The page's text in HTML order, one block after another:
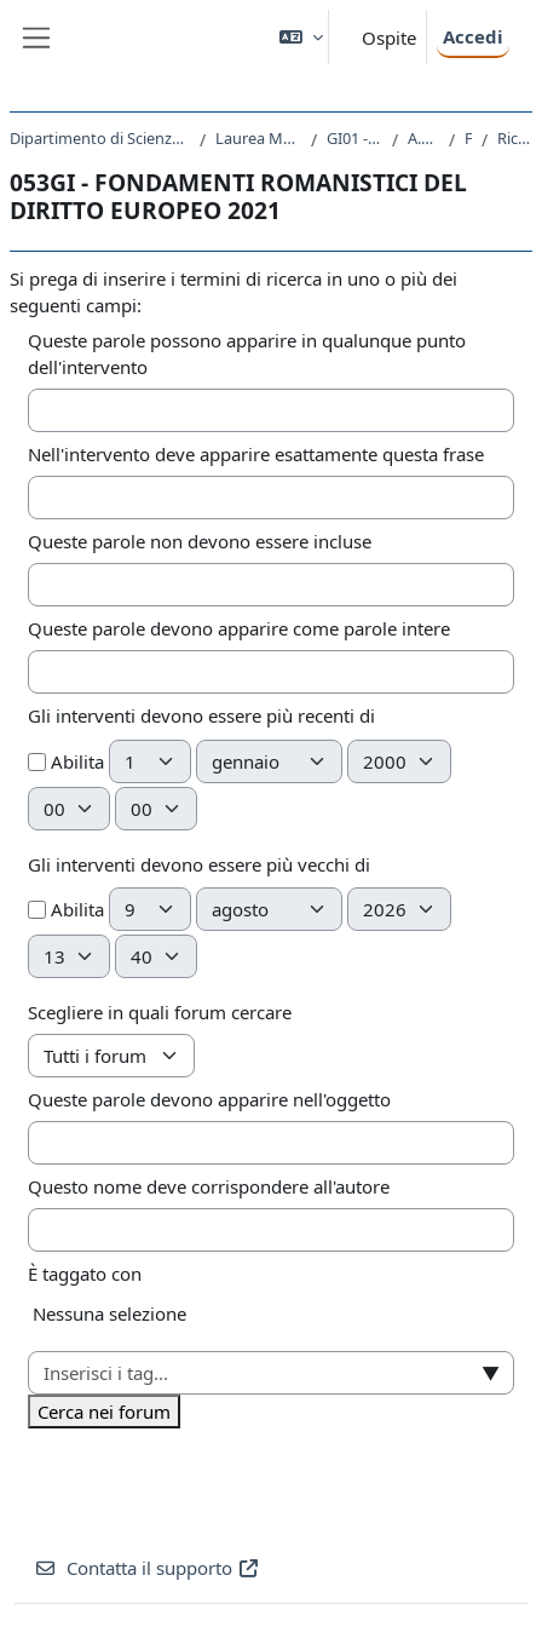
Ospite Accedi
Dipartimento di Scienze Giuridiche, del Linguaggio, dell`Interpretazione e della Traduzione Laurea Magistrale Ciclo Unico 5 anni GI01 - GIURISPRUDENZA A.A. 2021 - 2022 Forum Ricerca avanzata
053GI - FONDAMENTI ROMANISTICI DEL
DIRITTO EUROPEO 2021
Si prega di inserire i termini di ricerca in uno o più dei
seguenti campi:
Queste parole possono apparire in qualunque punto
dell'intervento
Nell'intervento deve apparire esattamente questa frase
Queste parole non devono essere incluse
Queste parole devono apparire come parole intere
Gli interventi devono essere più recenti di
Abilita Giorno Mese
Anno
Ora
Minuto
Gli interventi devono essere più vecchi di
Abilita Giorno Mese
Anno
Ora
Minuto
Scegliere in quali forum cercare
Queste parole devono apparire nell'oggetto
Questo nome deve corrispondere all'autore
È taggato con
Elementi selezionati:
Nessuna selezione
▼
Cerca nei forum
Contatta il supporto